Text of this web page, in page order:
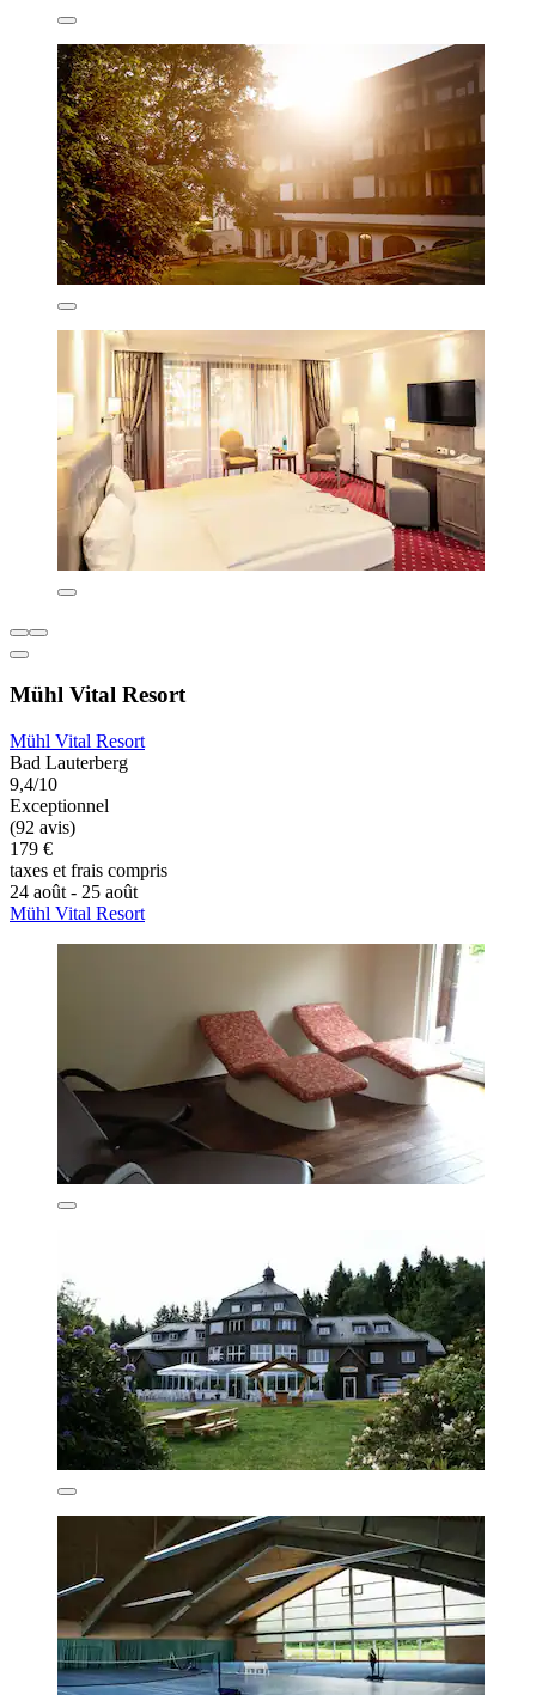
Mühl Vital Resort
Mühl Vital Resort
Bad Lauterberg
9,4/10
Exceptionnel
(92 avis)
179 €
taxes et frais compris
24 août - 25 août
Mühl Vital Resort